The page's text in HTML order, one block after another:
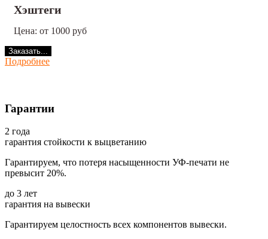
Хэштеги
Цена: от 1000 руб
Заказать...
Подробнее
Гарантии
2 года
гарантия стойкости к выцветанию
Гарантируем, что потеря насыщенности УФ-печати не
превысит 20%.
до 3 лет
гарантия на вывески
Гарантируем целостность всех компонентов вывески.